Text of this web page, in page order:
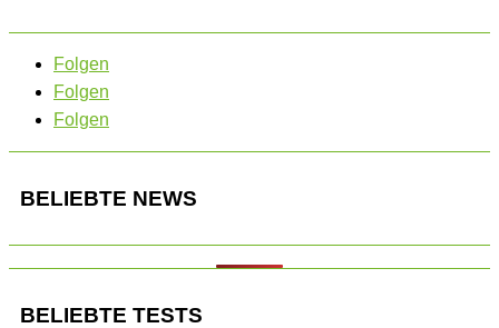
Folgen
Folgen
Folgen
BELIEBTE NEWS
BELIEBTE TESTS